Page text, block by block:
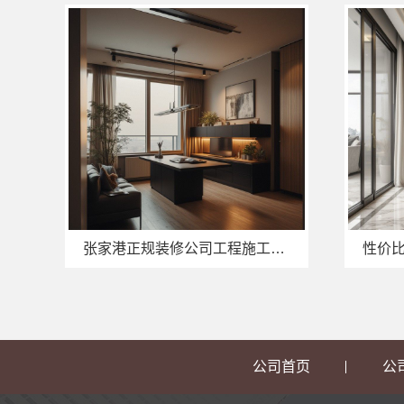
张家港正规装修公司工程施工费用-苏州兔哥哥智装
公司首页 公